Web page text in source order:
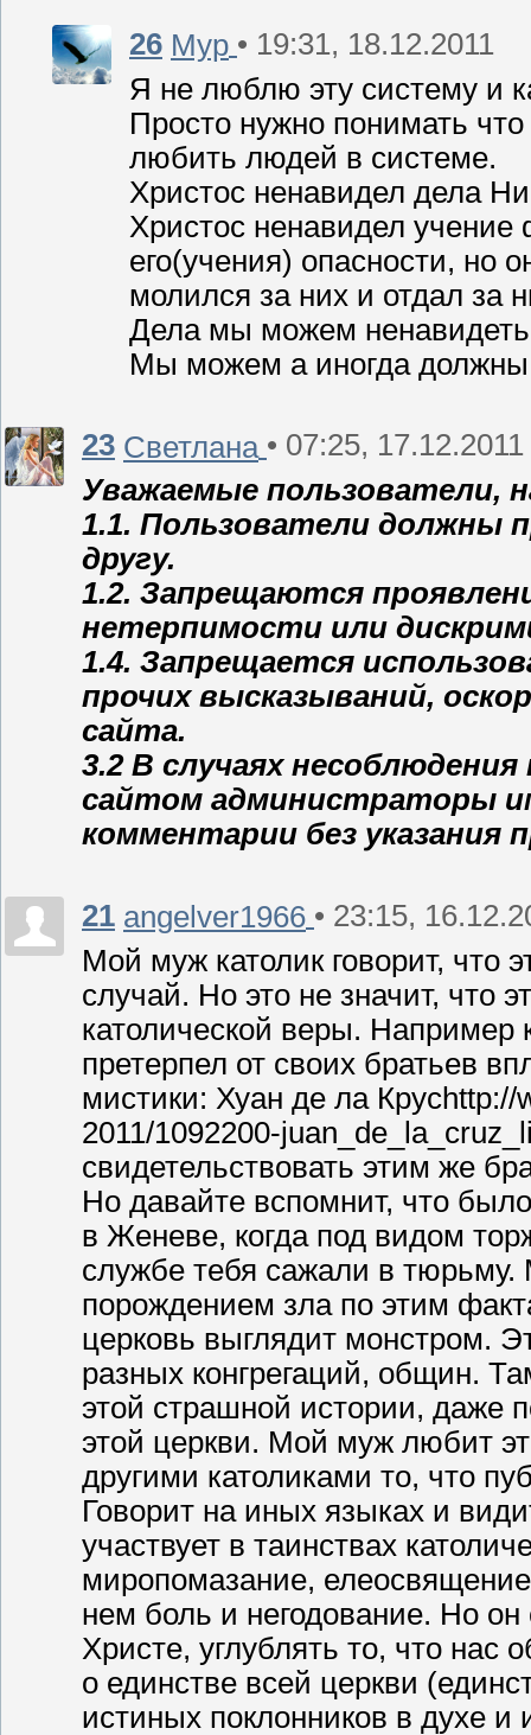
26 Мур • 19:31, 18.12.2011
Я не люблю эту систему и
Просто нужно понимать
любить людей в системе.
Христос ненавидел дела
Христос ненавидел
его(учения) опасности, но
молился за них и отдал за
Дела мы можем
Мы можем а иногда должны
23 Светлана • 07:25, 17.12.2011
Уважаемые пользователи,
1.1. Пользователи должны
другу.
1.2. Запрещаются
нетерпимости или
1.4. Запрещается
прочих высказываний,
сайта.
3.2 В случаях
сайтом администраторы
комментарии без указания
21 angelver1966 • 23:15,
Мой муж католик говорит, что
случай. Но это не значит, что
католической веры. Например
претерпел от своих братьев
мистики: Хуан де ла
2011/1092200-
свидетельствовать этим же
Но давайте вспомнит, что
в Женеве, когда под видом
службе тебя сажали в
порождением зла по этим
церковь выглядит монстром.
разных конгрегаций, общин.
этой страшной истории, даже
этой церкви. Мой муж любит
другими католиками то, что
Говорит на иных языках и
участвует в таинствах
миропомазание,
нем боль и негодование. Но он
Христе, углублять то, что нас
о единстве всей церкви
истиных поклонников в духе и